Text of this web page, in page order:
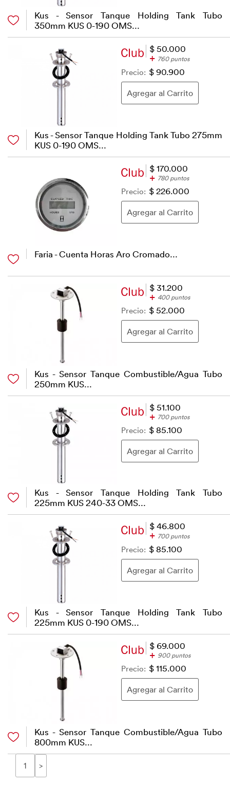
Kus - Sensor Tanque Holding Tank Tubo
350mm KUS 0-190 OMS...
$ 50.000
+ 760 puntos
Precio: $ 90.900
Kus - Sensor Tanque Holding Tank Tubo 275mm
KUS 0-190 OMS...
$ 170.000
+ 780 puntos
Precio: $ 226.000
Faria - Cuenta Horas Aro Cromado...
$ 31.200
+ 400 puntos
Precio: $ 52.000
Kus - Sensor Tanque Combustible/Agua Tubo
250mm KUS...
$ 51.100
+ 700 puntos
Precio: $ 85.100
Kus - Sensor Tanque Holding Tank Tubo
225mm KUS 240-33 OMS...
$ 46.800
+ 700 puntos
Precio: $ 85.100
Kus - Sensor Tanque Holding Tank Tubo
225mm KUS 0-190 OMS...
$ 69.000
+ 900 puntos
Precio: $ 115.000
Kus - Sensor Tanque Combustible/Agua Tubo
800mm KUS...
1 >